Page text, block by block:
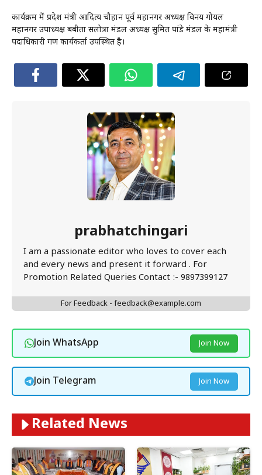
कार्यक्रम में प्रदेश मंत्री आदित्य चौहान पूर्व महानगर अध्यक्ष विनय गोयल
महानगर उपाध्यक्ष बबीता सलोत्रा मंडल अध्यक्ष सुमित पांडे मंडल के महामंत्री
पदाधिकारी गण कार्यकर्ता उपस्थित है।
prabhatchingari
I am a passionate editor who loves to cover each
and every news and present it forward . For
Promotion Related Queries Contact :- 9897399127
For Feedback - feedback@example.com
Join WhatsApp Join Now
Join Telegram Join Now
Related News